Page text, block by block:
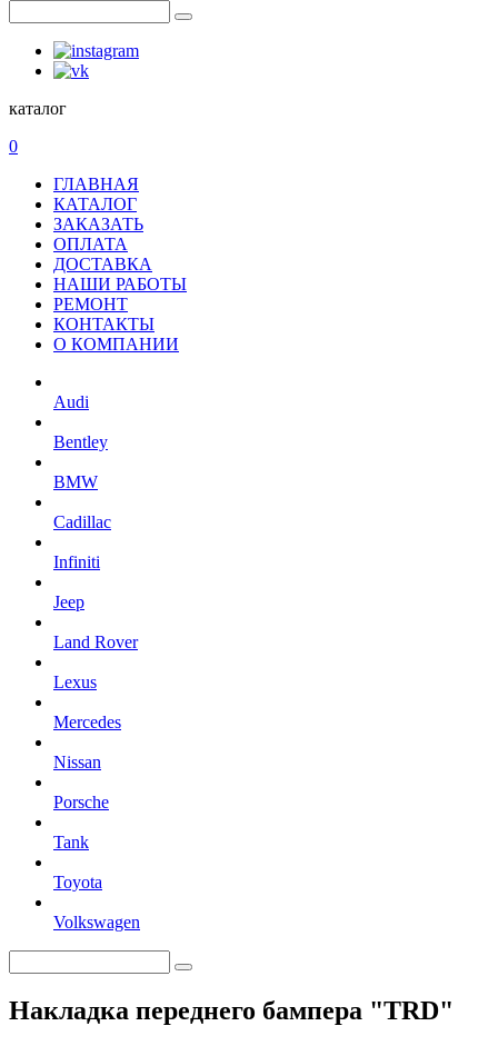
каталог
0
ГЛАВНАЯ
КАТАЛОГ
ЗАКАЗАТЬ
ОПЛАТА
ДОСТАВКА
НАШИ РАБОТЫ
РЕМОНТ
КОНТАКТЫ
О КОМПАНИИ
Audi
Bentley
BMW
Cadillac
Infiniti
Jeep
Land Rover
Lexus
Mercedes
Nissan
Porsche
Tank
Toyota
Volkswagen
Накладка переднего бампера "TRD"